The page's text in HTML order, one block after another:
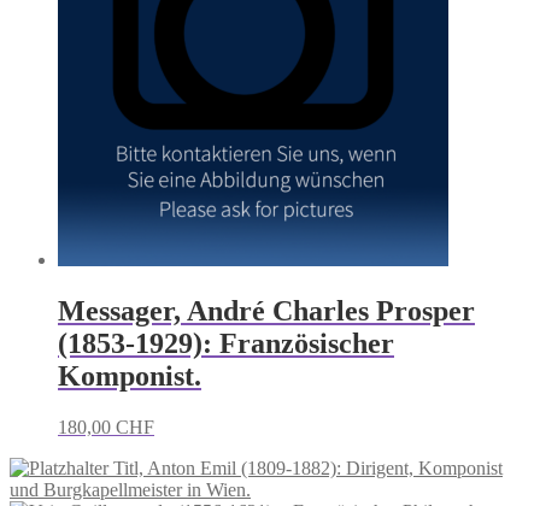
Messager, André Charles Prosper
(1853-1929): Französischer
Komponist.
180,00 CHF
Titl, Anton Emil (1809-1882): Dirigent, Komponist
und Burgkapellmeister in Wien.